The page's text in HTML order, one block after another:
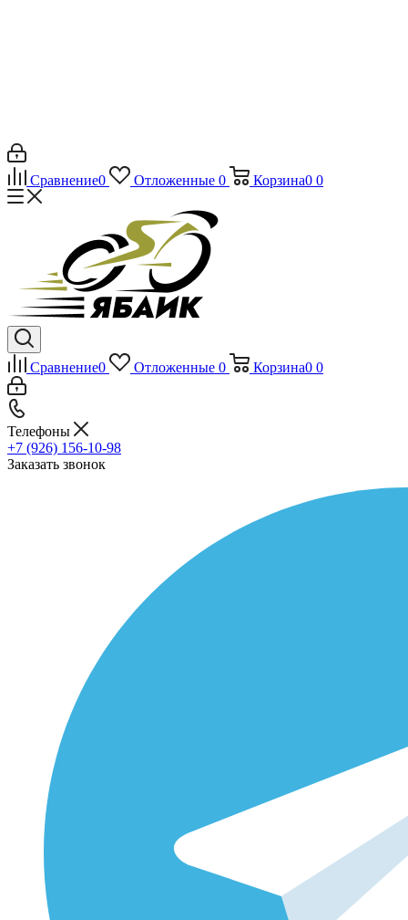
Сравнение0 Отложенные 0 Корзина0 0
Сравнение0 Отложенные 0 Корзина0 0
Телефоны
+7 (926) 156-10-98
Заказать звонок